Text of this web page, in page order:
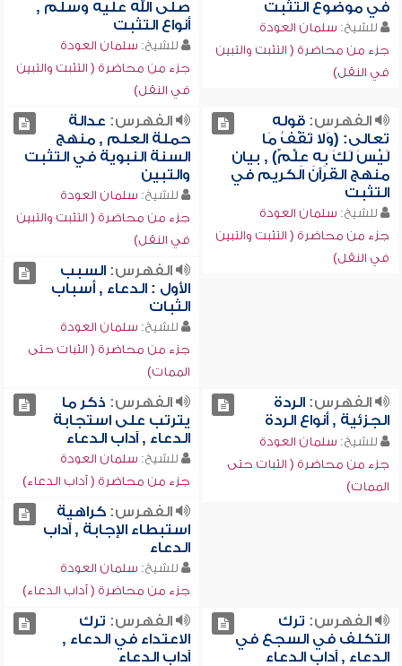
في موضوع التثبت
للشيخ: سلمان العودة
جزء من محاضرة ( التثبت والتبين
في النقل)
صلى الله عليه وسلم ,
أنواع التثبت
للشيخ: سلمان العودة
جزء من محاضرة ( التثبت والتبين
في النقل)
الفهرس:قوله
تعالى: (وَلا تَقْفُ مَا
لَيْسَ لَكَ بِهِ عِلْمٌ) , بيان
منهج القرآن الكريم في
التثبت
للشيخ: سلمان العودة
جزء من محاضرة ( التثبت والتبين
في النقل)
الفهرس: عدالة
حملة العلم , منهج
السنة النبوية في التثبت
والتبين
للشيخ: سلمان العودة
جزء من محاضرة ( التثبت والتبين
في النقل)
الفهرس:السبب
الأول : الدعاء , أسباب
الثبات
للشيخ: سلمان العودة
جزء من محاضرة ( الثبات حتى
الممات)
الفهرس:الردة
الجزئية , أنواع الردة
للشيخ: سلمان العودة
جزء من محاضرة ( الثبات حتى
الممات)
الفهرس: ذكر ما
يترتب على استجابة
الدعاء , آداب الدعاء
للشيخ: سلمان العودة
جزء من محاضرة ( آداب الدعاء)
الفهرس:كراهية
استبطاء الإجابة , آداب
الدعاء
للشيخ: سلمان العودة
جزء من محاضرة ( آداب الدعاء)
الفهرس: ترك
التكلف في السجع في
الدعاء , آداب الدعاء
الفهرس: ترك
الاعتداء في الدعاء ,
آداب الدعاء